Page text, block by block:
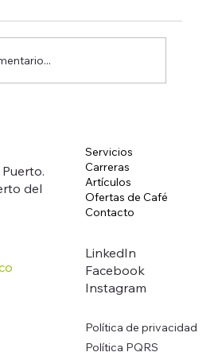
del
Servicios
Carreras
Artículos
Ofertas de Café
Contacto
LinkedIn
Facebook
Instagram
Política de privacidad
Política PQRS